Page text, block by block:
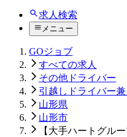
求人検索
メニュー
GOジョブ
すべての求人
その他ドライバー
引越しドライバー
山形県
山形市
【大手ハートグル